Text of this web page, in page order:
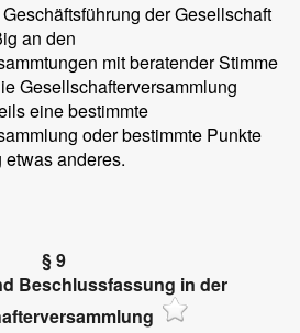
der Gesellschaft
an den
mit beratender Stimme
Gesellschafterversammlung
eine bestimmte
oder bestimmte Punkte
anderes.
§ 9
Beschlussfassung in der